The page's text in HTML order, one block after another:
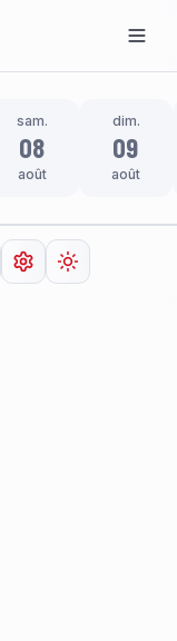
sam.
08
août
dim.
09
août
Ouvrir lesChanger de